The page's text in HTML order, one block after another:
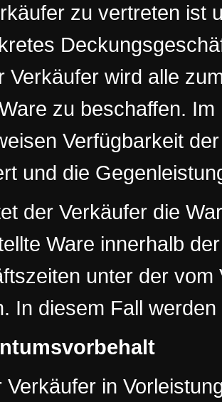
zu vertreten ist
Verkäufer wird alle
zu beschaffen.
Verfügbarkeit
und die
der Verkäufer die
Ware innerhalb
unter der
In diesem Fall
Verkäufer in